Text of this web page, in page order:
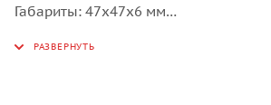
Габариты: 47х47х6 мм